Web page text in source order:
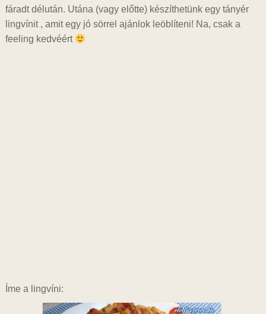
fáradt délután. Utána (vagy előtte) készíthetünk egy tányér
lingvínit , amit egy jó sörrel ajánlok leöblíteni! Na, csak a
feeling kedvéért
Íme a lingvíni: